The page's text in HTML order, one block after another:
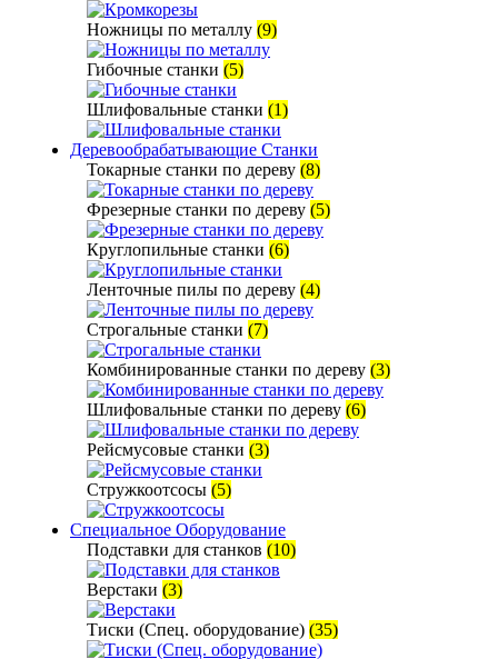
Ножницы по металлу (9)
Гибочные станки (5)
Шлифовальные станки (1)
Деревообрабатывающие Станки
Токарные станки по дереву (8)
Фрезерные станки по дереву (5)
Круглопильные станки (6)
Ленточные пилы по дереву (4)
Строгальные станки (7)
Комбинированные станки по дереву (3)
Шлифовальные станки по дереву (6)
Рейсмусовые станки (3)
Стружкоотсосы (5)
Специальное Оборудование
Подставки для станков (10)
Верстаки (3)
Тиски (Спец. оборудование) (35)